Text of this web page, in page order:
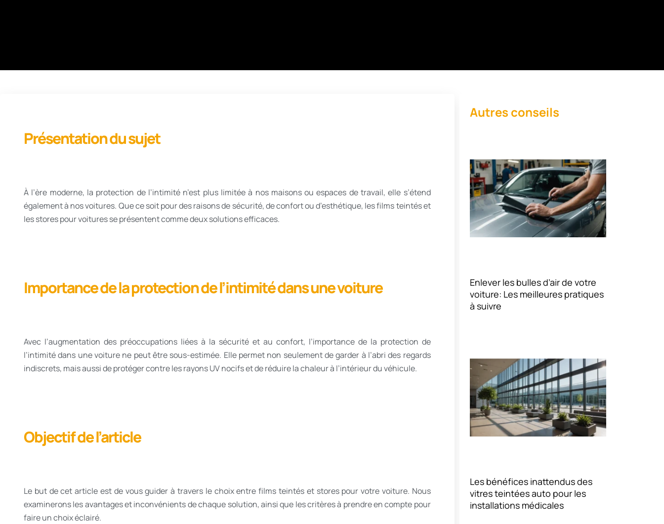
Présentation du sujet
À l’ère moderne, la protection de l’intimité n’est plus limitée à nos maisons ou espaces de travail, elle s’étend
également à nos voitures. Que ce soit pour des raisons de sécurité, de confort ou d’esthétique, les films teintés et
les stores pour voitures se présentent comme deux solutions efficaces.
Importance de la protection de l’intimité dans une voiture
Avec l’augmentation des préoccupations liées à la sécurité et au confort, l’importance de la protection de
l’intimité dans une voiture ne peut être sous-estimée. Elle permet non seulement de garder à l’abri des regards
indiscrets, mais aussi de protéger contre les rayons UV nocifs et de réduire la chaleur à l’intérieur du véhicule.
Objectif de l’article
Le but de cet article est de vous guider à travers le choix entre films teintés et stores pour votre voiture. Nous
examinerons les avantages et inconvénients de chaque solution, ainsi que les critères à prendre en compte pour
faire un choix éclairé.
Autres conseils
Enlever les bulles d’air de votre
voiture: Les meilleures pratiques
à suivre
Les bénéfices inattendus des
vitres teintées auto pour les
installations médicales